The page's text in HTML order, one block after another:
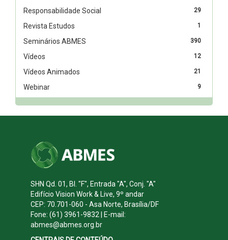
29
Responsabilidade Social
1
Revista Estudos
390
Seminários ABMES
12
Vídeos
21
Vídeos Animados
9
Webinar
SHN Qd. 01, Bl. "F", Entrada "A", Conj. "A"
Edifício Vision Work & Live, 9º andar
CEP: 70.701-060 - Asa Norte, Brasília/DF
Fone: (61) 3961-9832 | E-mail:
abmes@abmes.org.br